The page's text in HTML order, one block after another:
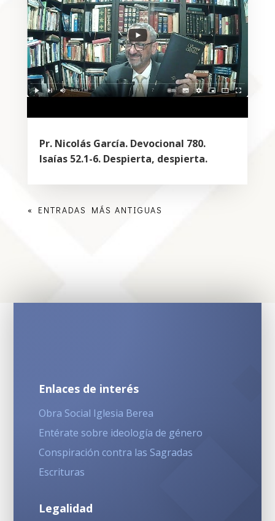
Pr. Nicolás García. Devocional 780.
Isaías 52.1-6. Despierta, despierta.
« ENTRADAS MÁS ANTIGUAS
Enlaces de interés
Obra Social Iglesia Berea
Entérate sobre ideología de género
Conspiración contra las Sagradas
Escrituras
Legalidad